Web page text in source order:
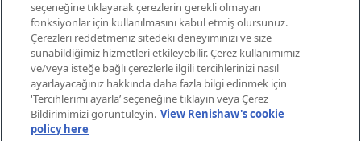
Fuarlar ve Konferanslar
Katıldığımız etkinlikler
seçeneğine tıklayarak çerezlerin gerekli olmayan
fonksiyonlar için kullanılmasını kabul etmiş olursunuz.
Çerezleri reddetmeniz sitedeki deneyiminizi ve size
sunabildiğimiz hizmetleri etkileyebilir. Çerez kullanımımız
ve/veya isteğe bağlı çerezlerle ilgili tercihlerinizi nasıl
ayarlayacağınız hakkında daha fazla bilgi edinmek için
'Tercihlerimi ayarla’ seçeneğine tıklayın veya Çerez
Bildirimimizi görüntüleyin. View Renishaw's cookie
policy here